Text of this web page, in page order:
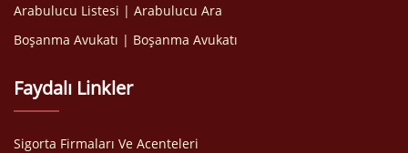
Arabulucu Listesi | Arabulucu Ara
Boşanma Avukatı | Boşanma Avukatı
Faydalı Linkler
Sigorta Firmaları Ve Acenteleri